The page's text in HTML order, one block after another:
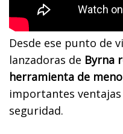
Desde ese punto de
lanzadoras de Byrna
herramienta de
importantes
seguridad.